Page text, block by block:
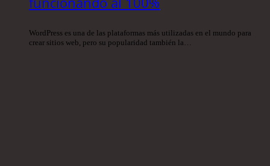
WordPress es una de las plataformas más utilizadas en el mundo para
crear sitios web, pero su popularidad también la…